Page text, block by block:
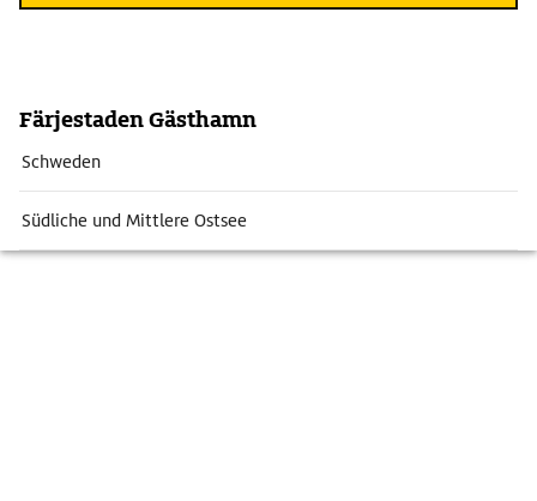
Färjestaden Gästhamn
Schweden
Südliche und Mittlere Ostsee